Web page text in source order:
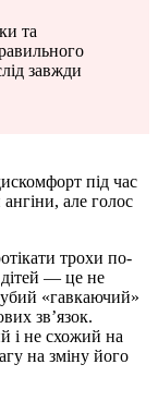
та
завжди
під час
але голос
трохи по-
— це не
«гавкаючий»
зв’язок.
і не схожий на
на зміну його